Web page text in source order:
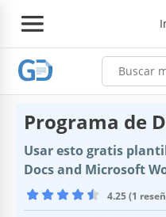
Programa de
Usar esto gratis
Docs and Microsoft
4.25 (1